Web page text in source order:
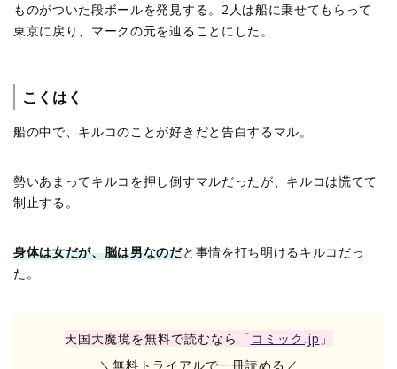
ものがついた段ボールを発見する。2人は船に乗せてもらって
東京に戻り、マークの元を辿ることにした。
こくはく
船の中で、キルコのことが好きだと告白するマル。
勢いあまってキルコを押し倒すマルだったが、キルコは慌てて
制止する。
身体は女だが、脳は男なのだと事情を打ち明けるキルコだっ
た。
天国大魔境を無料で読むなら「 コミック.jp 」
＼無料トライアルで一冊読める／